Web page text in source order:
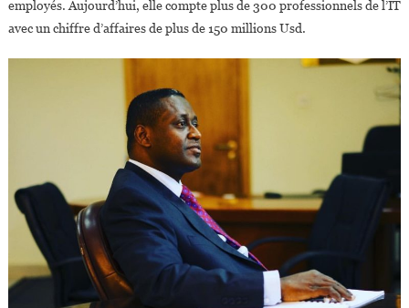
Gambie
employés. Aujourd’hui, elle compte plus de 300 professionnels de l’IT
avec un chiffre d’affaires de plus de 150 millions Usd.